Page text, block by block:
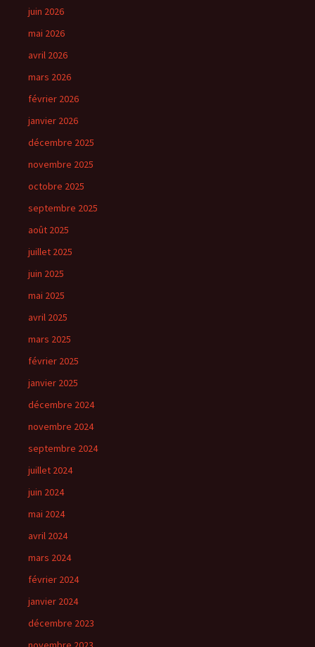
juin 2026
mai 2026
avril 2026
mars 2026
février 2026
janvier 2026
décembre 2025
novembre 2025
octobre 2025
septembre 2025
août 2025
juillet 2025
juin 2025
mai 2025
avril 2025
mars 2025
février 2025
janvier 2025
décembre 2024
novembre 2024
septembre 2024
juillet 2024
juin 2024
mai 2024
avril 2024
mars 2024
février 2024
janvier 2024
décembre 2023